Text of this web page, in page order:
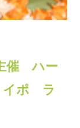
催 ハー
ポ ラ